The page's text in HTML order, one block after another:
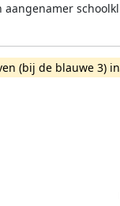
(bij de blauwe 3)